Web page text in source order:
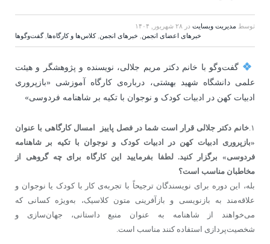
توسط مدیریت وبسایت در ۲۸ شهریور, ۱۴۰۴
خبرهای اعضای انجمن
خبرهای انجمن ,کلاس‌ها و کارگاه‌ها ,گفت‌وگوها
گفت‌و‌گو با خانم دکتر مریم جلالی، نویسنده و پژوهشگر و هیئت
علمی دانشگاه شهید بهشتی، درباره‌ی کارگاه آموزشی «بازپروری
ادبیات کهن در ادبیات کودک و نوجوان با تکیه بر شاهنامه فردوسی»
۱. خانم دکتر جلالی قرار است شما در فصل پاییز امسال کارگاهی با عنوان
«بازپروری ادبیات کهن در ادبیات کودک و نوجوان با تکیه بر شاهنامه
فردوسی» برگزار کنید. لطفا بفرمایید این کارگاه برای چه گروهی از
مخاطبان مناسب است؟
بله، این دوره برای نویسندگان ترجیحاً با تجربه‌ی کار با کودک یا نوجوان و
علاقه‌مند به بازنویسی و بازآفرینی متون کلاسیک، به‌ویژه کسانی که
می‌خواهند از شاهنامه به عنوان منبع داستانی، جهان‌سازی و
شخصیت‌پردازی استفاده کنند مناسب است.